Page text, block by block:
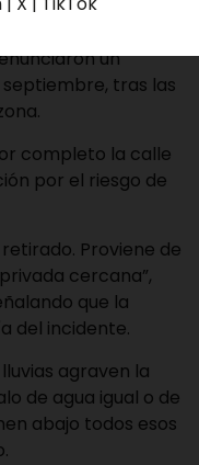
un
tras las
completo la calle
por el riesgo de
Proviene de
cercana”,
que la
del incidente.
agraven la
de agua igual o de
abajo todos esos